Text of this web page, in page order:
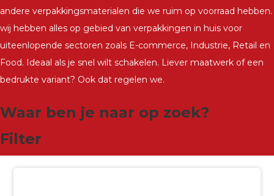
andere verpakkingsmaterialen die we ruim op voorraad hebben.
wij hebben alles op gebied van verpakkingen in huis voor
uiteenlopende sectoren zoals E-commerce, Industrie, Retail en
Food. Ideaal als je snel wilt schakelen. Liever maatwerk of een
bedrukte variant? Ook dat regelen we.
Waar ben je naar op zoek?
Filter